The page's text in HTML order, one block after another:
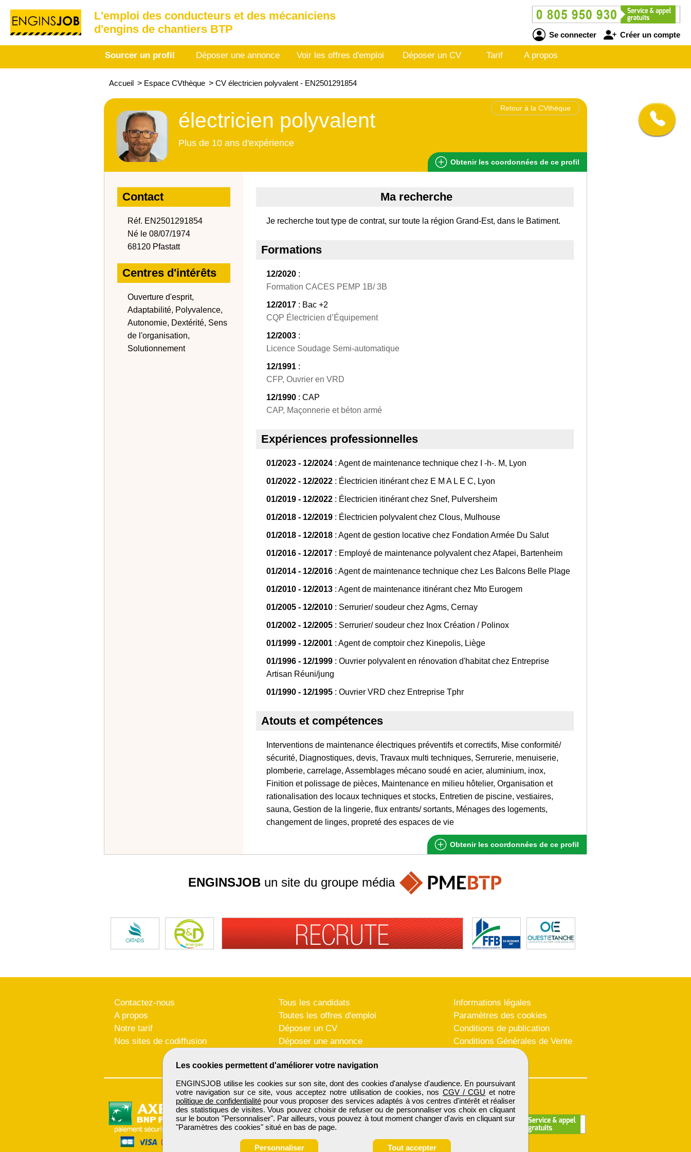
L'emploi des conducteurs et des mécaniciens
d'engins de chantiers BTP
Se connecter Créer un compte
Sourcer un profil Déposer une annonce Voir les offres d'emploi Déposer un CV Tarif A propos
Accueil > Espace CVthèque > CV électricien polyvalent - EN2501291854
Retour à la CVthèque
électricien polyvalent
Plus de 10 ans d'expérience
Obtenir les coordonnées de ce profil
Contact
Réf. EN2501291854
Né le 08/07/1974
68120 Pfastatt
Centres d'intérêts
Ouverture d'esprit,
Adaptabilité, Polyvalence,
Autonomie, Dextérité, Sens
de l'organisation,
Solutionnement
Ma recherche
Je recherche tout type de contrat, sur toute la région Grand-Est, dans le Batiment.
Formations
12/2020 :
Formation CACES PEMP 1B/ 3B
12/2017 : Bac +2
CQP Électricien d’Équipement
12/2003 :
Licence Soudage Semi-automatique
12/1991 :
CFP, Ouvrier en VRD
12/1990 : CAP
CAP, Maçonnerie et béton armé
Expériences professionnelles
01/2023 - 12/2024 : Agent de maintenance technique chez I -h-. M, Lyon
01/2022 - 12/2022 : Électricien itinérant chez E M A L E C, Lyon
01/2019 - 12/2022 : Électricien itinérant chez Snef, Pulversheim
01/2018 - 12/2019 : Électricien polyvalent chez Clous, Mulhouse
01/2018 - 12/2018 : Agent de gestion locative chez Fondation Armée Du Salut
01/2016 - 12/2017 : Employé de maintenance polyvalent chez Afapei, Bartenheim
01/2014 - 12/2016 : Agent de maintenance technique chez Les Balcons Belle Plage
01/2010 - 12/2013 : Agent de maintenance itinérant chez Mto Eurogem
01/2005 - 12/2010 : Serrurier/ soudeur chez Agms, Cernay
01/2002 - 12/2005 : Serrurier/ soudeur chez Inox Création / Polinox
01/1999 - 12/2001 : Agent de comptoir chez Kinepolis, Liège
01/1996 - 12/1999 : Ouvrier polyvalent en rénovation d'habitat chez Entreprise
Artisan Réuni/jung
01/1990 - 12/1995 : Ouvrier VRD chez Entreprise Tphr
Atouts et compétences
Interventions de maintenance électriques préventifs et correctifs, Mise conformité/
sécurité, Diagnostiques, devis, Travaux multi techniques, Serrurerie, menuiserie,
plomberie, carrelage, Assemblages mécano soudé en acier, aluminium, inox,
Finition et polissage de pièces, Maintenance en milieu hôtelier, Organisation et
rationalisation des locaux techniques et stocks, Entretien de piscine, vestiaires,
sauna, Gestion de la lingerie, flux entrants/ sortants, Ménages des logements,
changement de linges, propreté des espaces de vie
Obtenir les coordonnées de ce profil
Les cookies permettent d'améliorer votre navigation
ENGINSJOB utilise les cookies sur son site, dont des cookies d'analyse d'audience. En poursuivant
votre navigation sur ce site, vous acceptez notre utilisation de cookies, nos CGV / CGU et notre
politique de confidentialitépour vous proposer des services adaptés à vos centres d'intérêt et réaliser
des statistiques de visites. Vous pouvez choisir de refuser ou de personnaliser vos choix en cliquant
sur le bouton "Personnaliser". Par ailleurs, vous pouvez à tout moment changer d'avis en cliquant sur
"Paramètres des cookies" situé en bas de page.
Personnaliser Tout accepter
ENGINSJOB un site du groupe média
Contactez-nous
A propos
Notre tarif
Nos sites de codiffusion
Tous les candidats
Toutes les offres d'emploi
Déposer un CV
Déposer une annonce
Informations légales
Paramètres des cookies
Conditions de publication
Conditions Générales de Vente